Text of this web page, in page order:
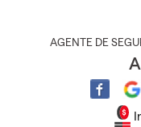
AGENTE DE